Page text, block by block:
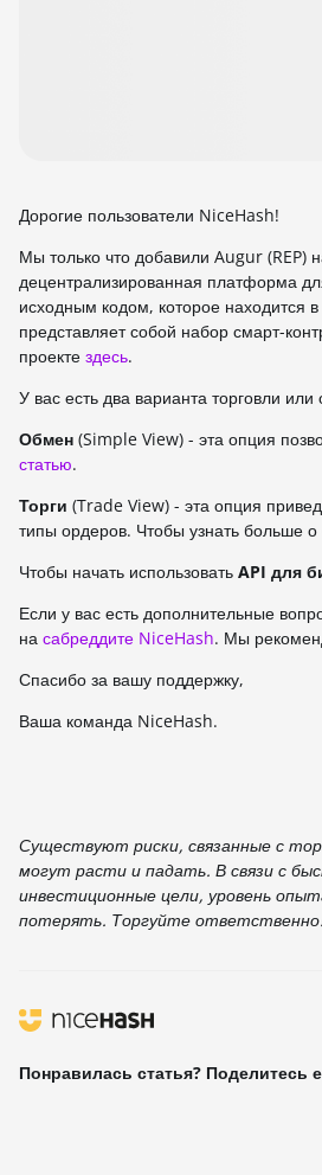
Дорогие пользователи NiceHash!
Мы только что добавили Augur (REP)
децентрализированная платформа
исходным кодом, которое находится
представляет собой набор смарт-
проекте здесь.
У вас есть два варианта торговли
Обмен (Simple View) - эта опция
статью.
Торги (Trade View) - эта опция
типы ордеров. Чтобы узнать больше
Чтобы начать использовать API для
Если у вас есть дополнительные
на сабреддите NiceHash. Мы
Спасибо за вашу поддержку,
Ваша команда NiceHash.
Существуют риски, связанные с
могут расти и падать. В связи с
инвестиционные цели, уровень
потерять. Торгуйте
Понравилась статья? Поделитесь